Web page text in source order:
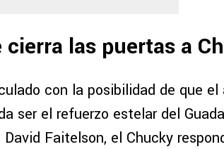
las puertas a
con la posibilidad de que
ser el refuerzo estelar del
Faitelson, el Chucky